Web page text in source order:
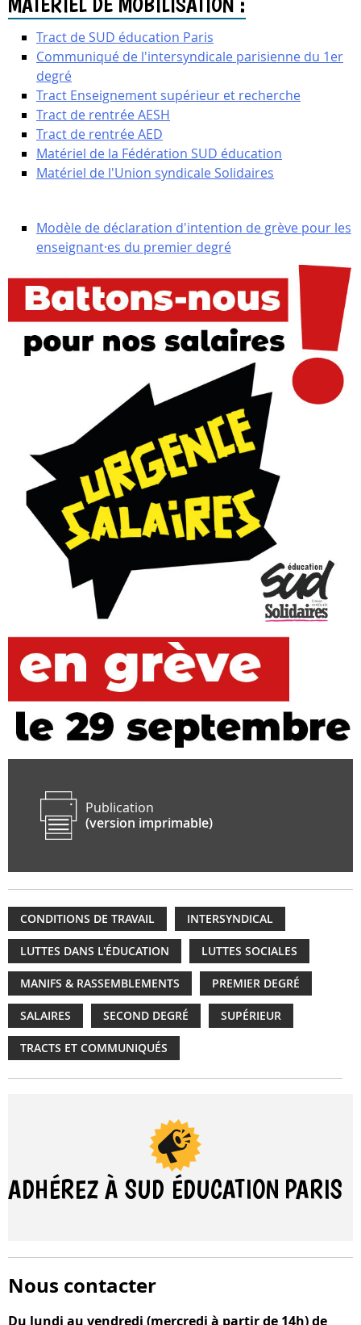
Tract de SUD éducation Paris
Communiqué de l'intersyndicale parisienne du 1er
degré
Tract Enseignement supérieur et recherche
Tract de rentrée AESH
Tract de rentrée AED
Matériel de la Fédération SUD éducation
Matériel de l'Union syndicale Solidaires
Modèle de déclaration d'intention de grève pour les
enseignant·es du premier degré
Publication
(version imprimable)
CONDITIONS DE TRAVAIL INTERSYNDICAL
LUTTES DANS L'ÉDUCATION LUTTES SOCIALES
MANIFS & RASSEMBLEMENTS PREMIER DEGRÉ
SALAIRES SECOND DEGRÉ SUPÉRIEUR
TRACTS ET COMMUNIQUÉS
ADHÉREZ À SUD ÉDUCATION PARIS
Nous contacter
Du lundi au vendredi (mercredi à partir de 14h) de